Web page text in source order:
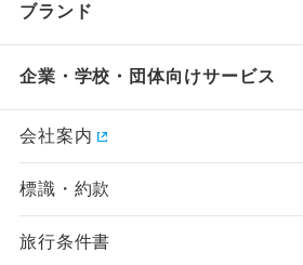
ブランド
企業・学校・団体向けサービス
会社案内
標識・約款
旅行条件書